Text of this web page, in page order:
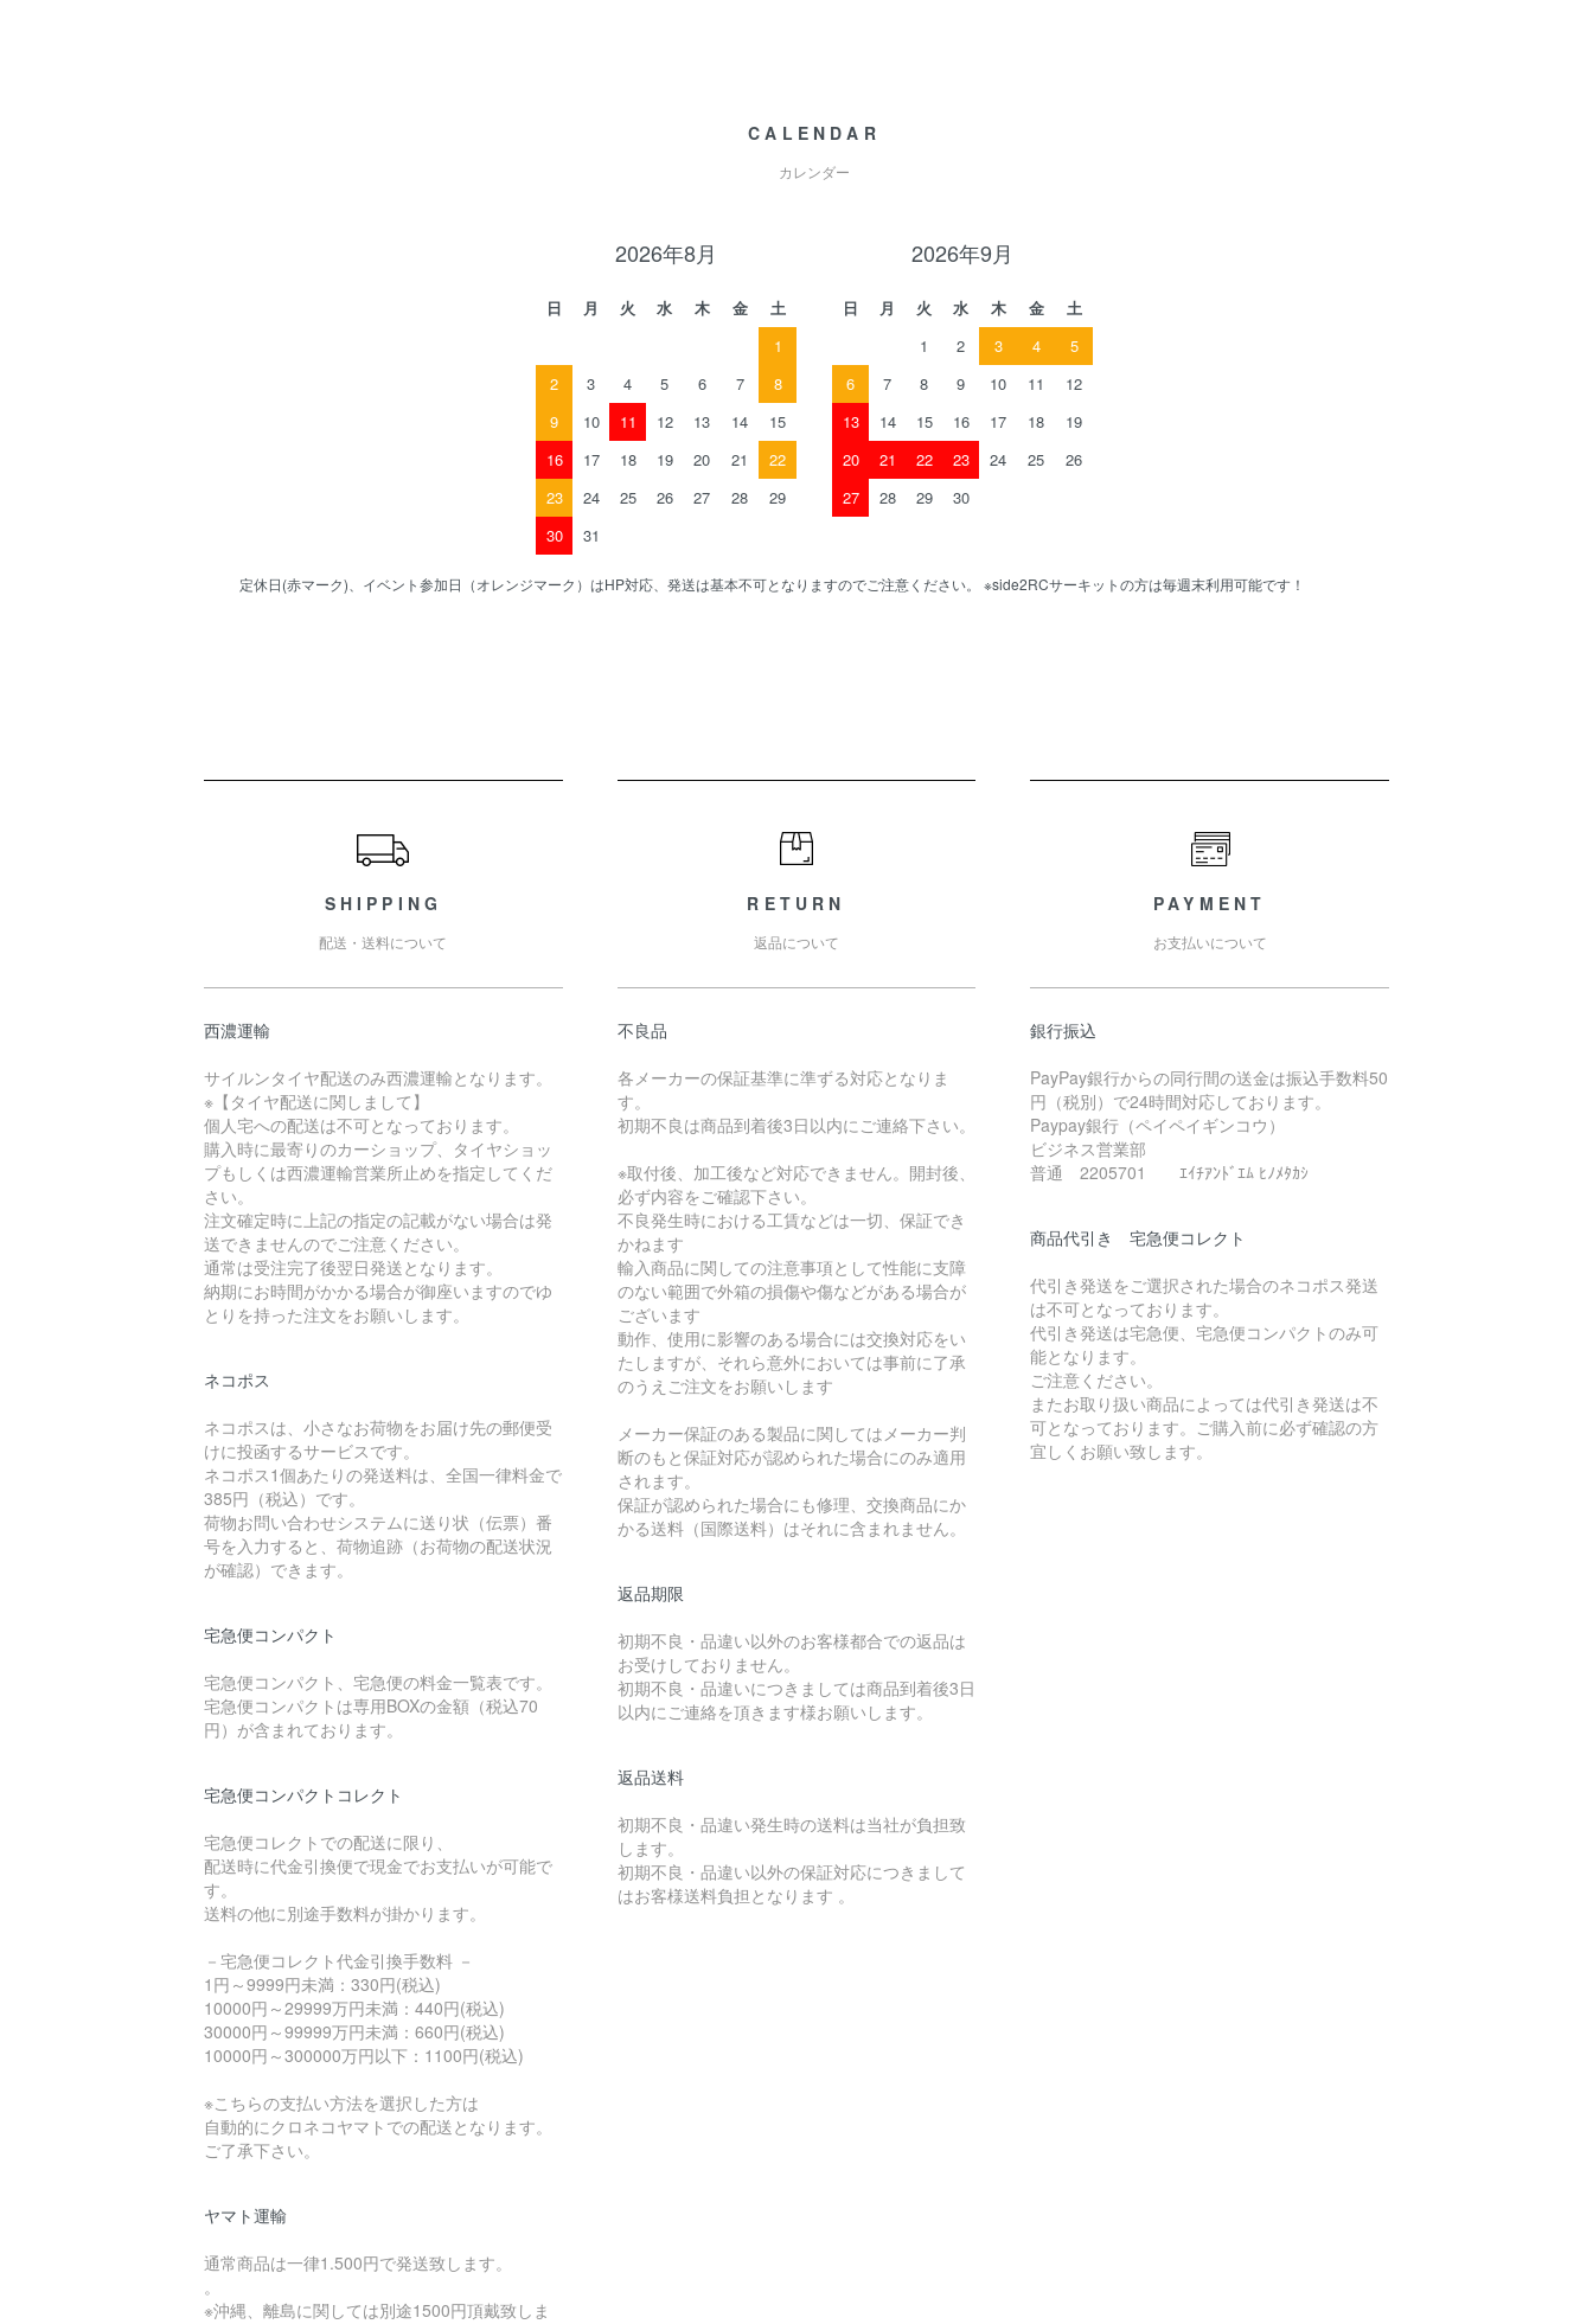
CALENDAR
カレンダー
2026年8月
日 月 火 水 木 金
土
1
2
3 4 5 6 7
8
9
10 11 12 13 14
15
16
17 18 19 20 21
22
23
24 25 26 27 28
29
30
31
2026年9月
日 月 火 水 木 金
土
1
2 3 4
5
6
7 8 9 10 11
12
13
14 15 16 17 18
19
20
21 22 23 24 25
26
27
28 29 30
定休日(赤マーク)、イベント参加日（オレンジマーク）はHP対応、発送は基本不可となりますのでご注意ください。 ※side2RCサーキットの方は毎週末利用可能です！
SHIPPING
配送・送料について
西濃運輸
サイルンタイヤ配送のみ西濃運輸となります。
※【タイヤ配送に関しまして】
個人宅への配送は不可となっております。
購入時に最寄りのカーショップ、タイヤショッ
プもしくは西濃運輸営業所止めを指定してくだ
さい。
注文確定時に上記の指定の記載がない場合は発
送できませんのでご注意ください。
通常は受注完了後翌日発送となります。
納期にお時間がかかる場合が御座いますのでゆ
とりを持った注文をお願いします。
ネコポス
ネコポスは、小さなお荷物をお届け先の郵便受
けに投函するサービスです。
ネコポス1個あたりの発送料は、全国一律料金で
385円（税込）です。
荷物お問い合わせシステムに送り状（伝票）番
号を入力すると、荷物追跡（お荷物の配送状況
が確認）できます。
宅急便コンパクト
宅急便コンパクト、宅急便の料金一覧表です。
宅急便コンパクトは専用BOXの金額（税込70
円）が含まれております。
宅急便コンパクトコレクト
宅急便コレクトでの配送に限り、
配送時に代金引換便で現金でお支払いが可能で
す。
送料の他に別途手数料が掛かります。
－宅急便コレクト代金引換手数料 －
1円～9999円未満：330円(税込)
10000円～29999万円未満：440円(税込)
30000円～99999万円未満：660円(税込)
10000円～300000万円以下：1100円(税込)
※こちらの支払い方法を選択した方は
自動的にクロネコヤマトでの配送となります。
ご了承下さい。
ヤマト運輸
通常商品は一律1.500円で発送致します。
。
※沖縄、離島に関しては別途1500円頂戴致しま
RETURN
返品について
不良品
各メーカーの保証基準に準ずる対応となりま
す。
初期不良は商品到着後3日以内にご連絡下さい。
※取付後、加工後など対応できません。開封後、
必ず内容をご確認下さい。
不良発生時における工賃などは一切、保証でき
かねます
輸入商品に関しての注意事項として性能に支障
のない範囲で外箱の損傷や傷などがある場合が
ございます
動作、使用に影響のある場合には交換対応をい
たしますが、それら意外においては事前に了承
のうえご注文をお願いします
メーカー保証のある製品に関してはメーカー判
断のもと保証対応が認められた場合にのみ適用
されます。
保証が認められた場合にも修理、交換商品にか
かる送料（国際送料）はそれに含まれません。
返品期限
初期不良・品違い以外のお客様都合での返品は
お受けしておりません。
初期不良・品違いにつきましては商品到着後3日
以内にご連絡を頂きます様お願いします。
返品送料
初期不良・品違い発生時の送料は当社が負担致
します。
初期不良・品違い以外の保証対応につきまして
はお客様送料負担となります 。
PAYMENT
お支払いについて
銀行振込
PayPay銀行からの同行間の送金は振込手数料50
円（税別）で24時間対応しております。
Paypay銀行（ペイペイギンコウ）
ビジネス営業部
普通 2205701 ｴｲﾁｱﾝﾄﾞｴﾑ ﾋﾉﾒﾀｶｼ
商品代引き 宅急便コレクト
代引き発送をご選択された場合のネコポス発送
は不可となっております。
代引き発送は宅急便、宅急便コンパクトのみ可
能となります。
ご注意ください。
またお取り扱い商品によっては代引き発送は不
可となっております。ご購入前に必ず確認の方
宜しくお願い致します。